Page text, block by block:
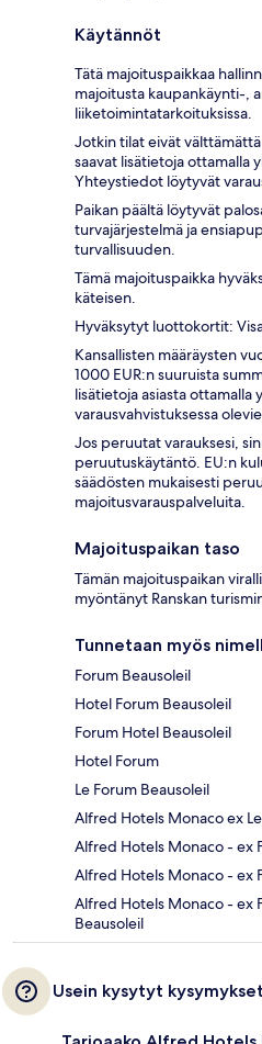
Käytännöt
Tätä majoituspaikkaa
majoitusta kaupankäynti-,
liiketoimintatarkoituksissa.
Jotkin tilat eivät
saavat lisätietoja ottamalla
Yhteystiedot löytyvät
Paikan päältä löytyvät
turvajärjestelmä ja
turvallisuuden.
Tämä majoituspaikka
käteisen.
Hyväksytyt luottokortit:
Kansallisten määräysten
1000 EUR:n suuruista
lisätietoja asiasta
varausvahvistuksessa
Jos peruutat varauksesi,
peruutuskäytäntö. EU:n
säädösten mukaisesti
majoitusvarauspalveluita.
Majoituspaikan taso
Tämän majoituspaikan
myöntänyt Ranskan
Tunnetaan myös
Forum Beausoleil
Hotel Forum Beausoleil
Forum Hotel Beausoleil
Hotel Forum
Le Forum Beausoleil
Alfred Hotels Monaco ex
Alfred Hotels Monaco - ex
Alfred Hotels Monaco - ex
Alfred Hotels Monaco - ex
Beausoleil
Usein kysytyt kysymykset